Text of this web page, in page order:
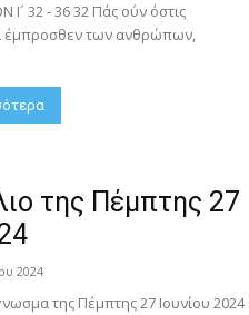
32 - 36 32 Πάς ούν όστις
έμπροσθεν των ανθρώπων,
της Πέμπτης 27
2024
της Πέμπτης 27 Ιουνίου 2024